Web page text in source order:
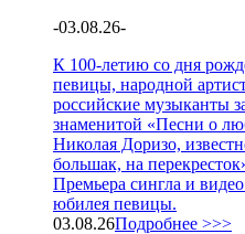
-03.08.26-
К 100-летию со дня
певицы, народной
российские музыканты
знаменитой «Песни о
Николая Доризо,
большак, на
Премьера сингла и
юбилея певицы.
03.08.26Подробнее >>>